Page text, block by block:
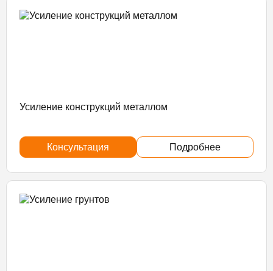
Усиление конструкций металлом
Консультация Подробнее